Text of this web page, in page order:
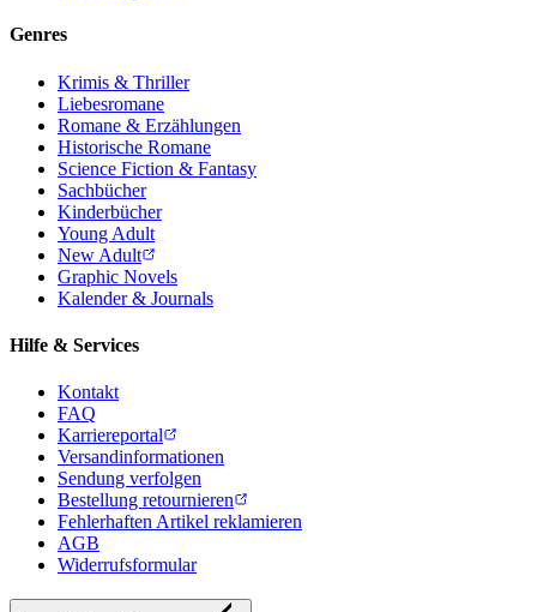
Genres
Krimis & Thriller
Liebesromane
Romane & Erzählungen
Historische Romane
Science Fiction & Fantasy
Sachbücher
Kinderbücher
Young Adult
New Adult
Graphic Novels
Kalender & Journals
Hilfe & Services
Kontakt
FAQ
Karriereportal
Versandinformationen
Sendung verfolgen
Bestellung retournieren
Fehlerhaften Artikel reklamieren
AGB
Widerrufsformular